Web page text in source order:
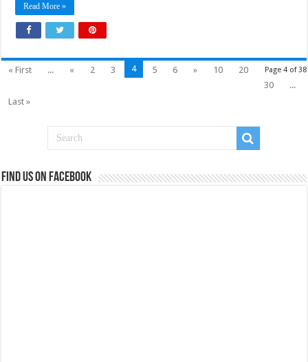
Read More »
Page 4 of 38
« First ... « 2 3 4 5 6 » 10
20
30
...
Last »
Find us on Facebook